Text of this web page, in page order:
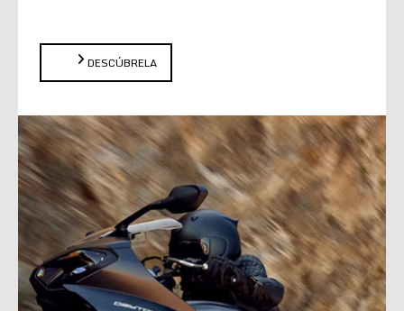
DESCÚBRELA